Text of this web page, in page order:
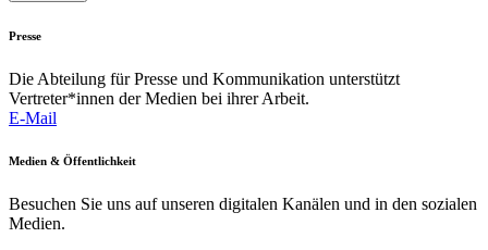
Presse
Die Abteilung für Presse und Kommunikation unterstützt
Vertreter*innen der Medien bei ihrer Arbeit.
E-Mail
Medien & Öffentlichkeit
Besuchen Sie uns auf unseren digitalen Kanälen und in den sozialen
Medien.